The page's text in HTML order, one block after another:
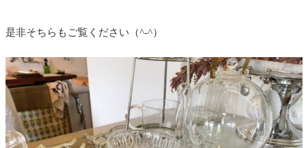
是非そちらもご覧ください（^-^）